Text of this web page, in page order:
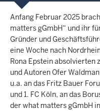
Anfang Februar 2025
matters gGmbH“ und ihr
Gründer und
eine Woche nach
Rona Epstein absolvierten
und Autoren Ofer
u.a. an das Fritz Bauer
und 1. FC Köln, an das
der what matters gGmbH